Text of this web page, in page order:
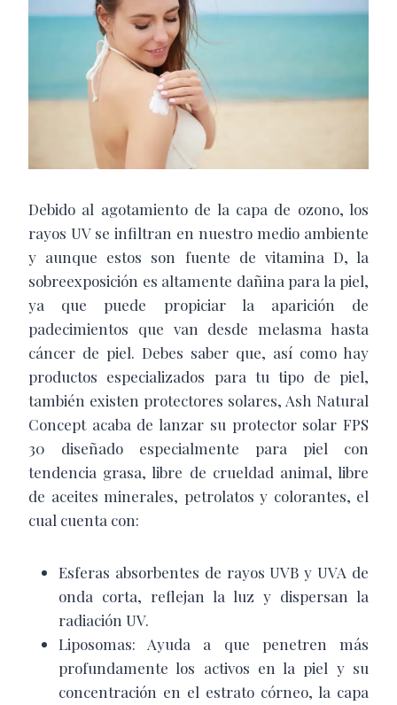
Debido al agotamiento de la capa de ozono, los
rayos UV se infiltran en nuestro medio ambiente
y aunque estos son fuente de vitamina D, la
sobreexposición es altamente dañina para la piel,
ya que puede propiciar la aparición de
padecimientos que van desde melasma hasta
cáncer de piel. Debes saber que, así como hay
productos especializados para tu tipo de piel,
también existen protectores solares, Ash Natural
Concept acaba de lanzar su protector solar FPS
30 diseñado especialmente para piel con
tendencia grasa, libre de crueldad animal, libre
de aceites minerales, petrolatos y colorantes, el
cual cuenta con:
Esferas absorbentes de rayos UVB y UVA de
onda corta, reflejan la luz y dispersan la
radiación UV.
Liposomas: Ayuda a que penetren más
profundamente los activos en la piel y su
concentración en el estrato córneo, la capa